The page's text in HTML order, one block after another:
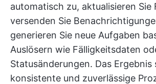
automatisch zu, aktualisieren Sie
versenden Sie
generieren Sie neue Aufgaben
Auslösern wie Fälligkeitsdaten
Statusänderungen. Das Ergebnis
konsistente und zuverlässige